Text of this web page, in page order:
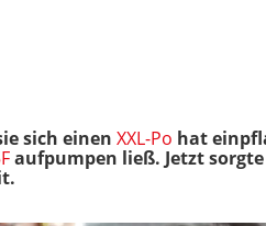
sich einen XXL-Po hat
aufpumpen ließ. Jetzt sorgte